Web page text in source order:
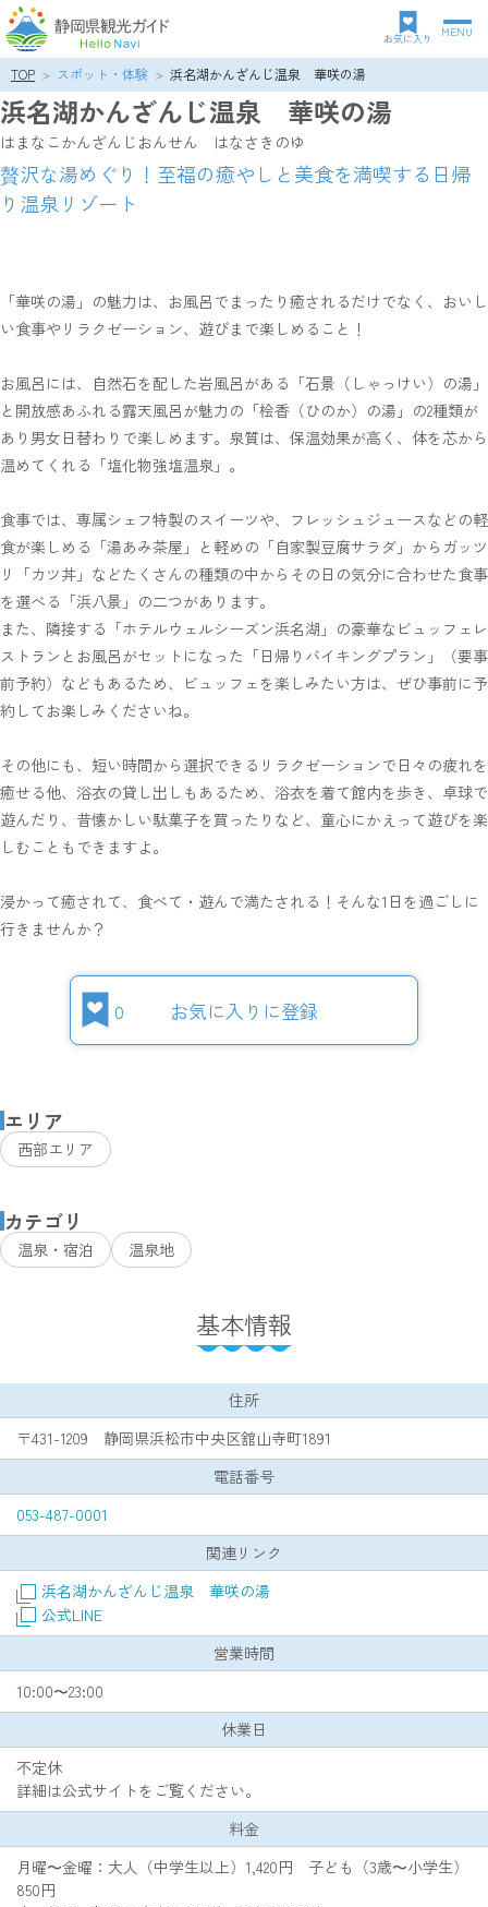
グ
ロ
バ
ル
ビ
お気に入り MENU
パ
ン
ク
ズ
リ
ス
TOP スポット・体験 浜名湖かんざんじ温泉 華咲の湯
浜名湖かんざんじ温泉 華咲の湯
はまなこかんざんじおんせん はなさきのゆ
贅沢な湯めぐり！至福の癒やしと美食を満喫する日帰
り温泉リゾート
「華咲の湯」の魅力は、お風呂でまったり癒されるだけでなく、おいし
い食事やリラクゼーション、遊びまで楽しめること！
お風呂には、自然石を配した岩風呂がある「石景（しゃっけい）の湯」
と開放感あふれる露天風呂が魅力の「桧香（ひのか）の湯」の2種類が
あり男女日替わりで楽しめます。泉質は、保温効果が高く、体を芯から
温めてくれる「塩化物強塩温泉」。
食事では、専属シェフ特製のスイーツや、フレッシュジュースなどの軽
食が楽しめる「湯あみ茶屋」と軽めの「自家製豆腐サラダ」からガッツ
リ「カツ丼」などたくさんの種類の中からその日の気分に合わせた食事
を選べる「浜八景」の二つがあります。
また、隣接する「ホテルウェルシーズン浜名湖」の豪華なビュッフェレ
ストランとお風呂がセットになった「日帰りバイキングプラン」（要事
前予約）などもあるため、ビュッフェを楽しみたい方は、ぜひ事前に予
約してお楽しみくださいね。
その他にも、短い時間から選択できるリラクゼーションで日々の疲れを
癒せる他、浴衣の貸し出しもあるため、浴衣を着て館内を歩き、卓球で
遊んだり、昔懐かしい駄菓子を買ったりなど、童心にかえって遊びを楽
しむこともできますよ。
浸かって癒されて、食べて・遊んで満たされる！そんな1日を過ごしに
行きませんか？
0 お気に入りに登録
エリア
西部エリア
カテゴリ
温泉・宿泊 温泉地
基本情報
住所
〒431-1209 静岡県浜松市中央区舘山寺町1891
電話番号
053-487-0001
関連リンク
浜名湖かんざんじ温泉 華咲の湯
公式LINE
営業時間
10:00〜23:00
休業日
不定休
詳細は公式サイトをご覧ください。
料金
月曜〜金曜：大人（中学生以上）1,420円 子ども（3歳〜小学生）
850円